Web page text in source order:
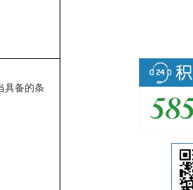
具备的条